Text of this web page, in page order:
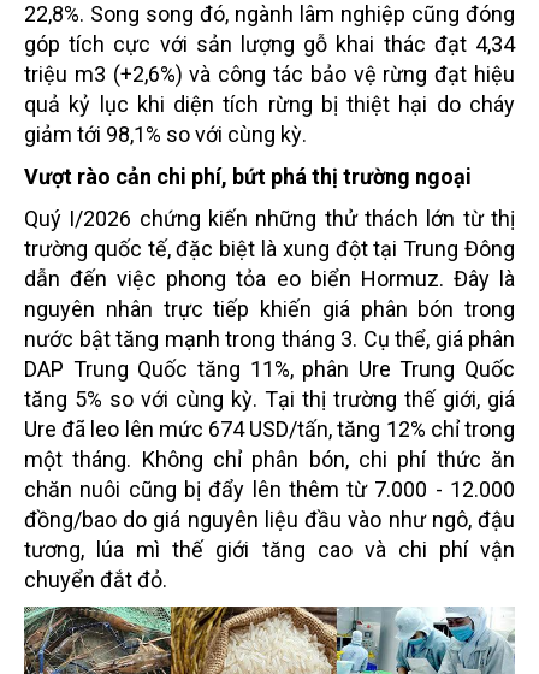
22,8%. Song song đó, ngành lâm nghiệp cũng đóng
góp tích cực với sản lượng gỗ khai thác đạt 4,34
triệu m3 (+2,6%) và công tác bảo vệ rừng đạt hiệu
quả kỷ lục khi diện tích rừng bị thiệt hại do cháy
giảm tới 98,1% so với cùng kỳ.
Vượt rào cản chi phí, bứt phá thị trường ngoại
Quý I/2026 chứng kiến những thử thách lớn từ thị
trường quốc tế, đặc biệt là xung đột tại Trung Đông
dẫn đến việc phong tỏa eo biển Hormuz. Đây là
nguyên nhân trực tiếp khiến giá phân bón trong
nước bật tăng mạnh trong tháng 3. Cụ thể, giá phân
DAP Trung Quốc tăng 11%, phân Ure Trung Quốc
tăng 5% so với cùng kỳ. Tại thị trường thế giới, giá
Ure đã leo lên mức 674 USD/tấn, tăng 12% chỉ trong
một tháng. Không chỉ phân bón, chi phí thức ăn
chăn nuôi cũng bị đẩy lên thêm từ 7.000 - 12.000
đồng/bao do giá nguyên liệu đầu vào như ngô, đậu
tương, lúa mì thế giới tăng cao và chi phí vận
chuyển đắt đỏ.